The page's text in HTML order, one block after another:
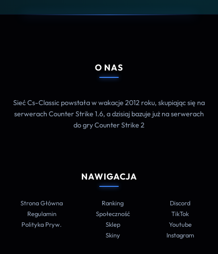
O NAS
Sieć Cs-Classic powstała w wakacje 2012 roku, skupiając się na
serwerach Counter Strike 1.6, a dzisiaj bazuje już na serwerach
do gry Counter Strike 2
NAWIGACJA
Strona Główna
Regulamin
Polityka Pryw.
Ranking
Społeczność
Sklep
Skiny
Discord
TikTok
Youtube
Instagram